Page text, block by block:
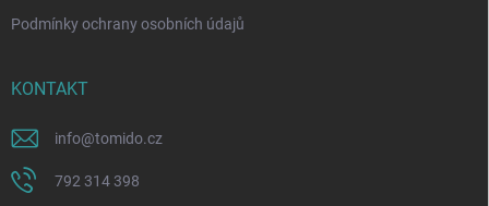
Podmínky ochrany osobních údajů
KONTAKT
info@tomido.cz
792 314 398